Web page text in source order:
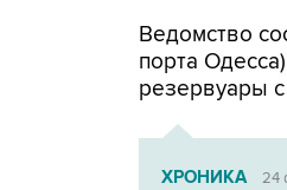
Ведомство
порта
резервуары
ХРОНИКА 24